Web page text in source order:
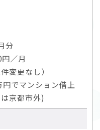
分
／月
変更なし）
でマンション借上
京都市外)